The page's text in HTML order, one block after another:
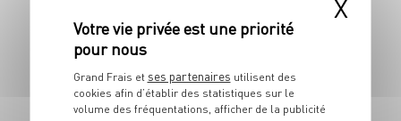
6 pers.
X
Grand Frais et ses partenaires utilisent des
cookies afin d’établir des statistiques sur le
volume des fréquentations, afficher de la publicité